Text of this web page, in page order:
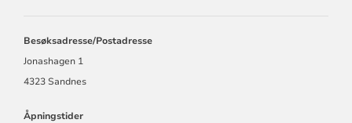
Besøksadresse/Postadresse
Jonashagen 1
4323 Sandnes
Åpningstider